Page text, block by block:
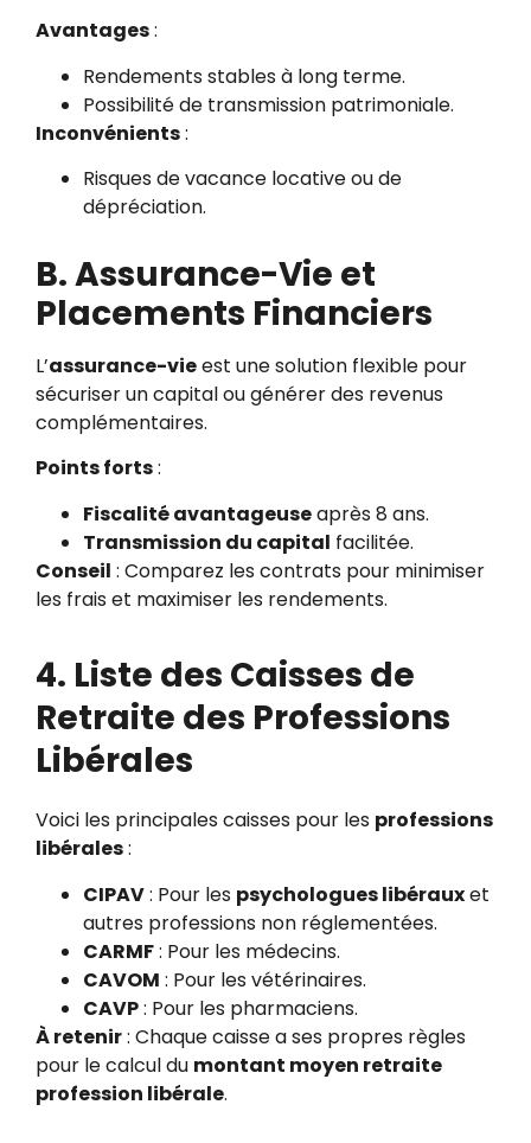
Avantages:
Rendements stables à long terme.
Possibilité de transmission patrimoniale.
Inconvénients:
Risques de vacance locative ou de
dépréciation.
B. Assurance-Vie et
Placements Financiers
L’assurance-vieest une solution flexible pour
sécuriser un capital ou générer des revenus
complémentaires.
Points forts:
Fiscalité avantageuseaprès 8 ans.
Transmission du capital facilitée.
Conseil : Comparez les contrats pour minimiser
les frais et maximiser les rendements.
4. Liste des Caisses de
Retraite des Professions
Libérales
Voici les principales caisses pour les professions
libérales:
CIPAV: Pour les psychologues libérauxet
autres professions non réglementées.
CARMF: Pour les médecins.
CAVOM : Pour les vétérinaires.
CAVP: Pour les pharmaciens.
À retenir: Chaque caisse a ses propres règles
pour le calcul du montant moyen retraite
profession libérale.